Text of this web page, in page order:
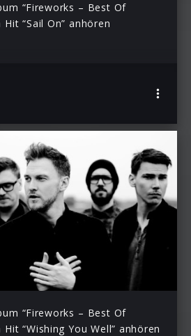
“Fireworks – Best Of
“Sail On” anhören
“Fireworks – Best Of
“Wishing You Well” anhören